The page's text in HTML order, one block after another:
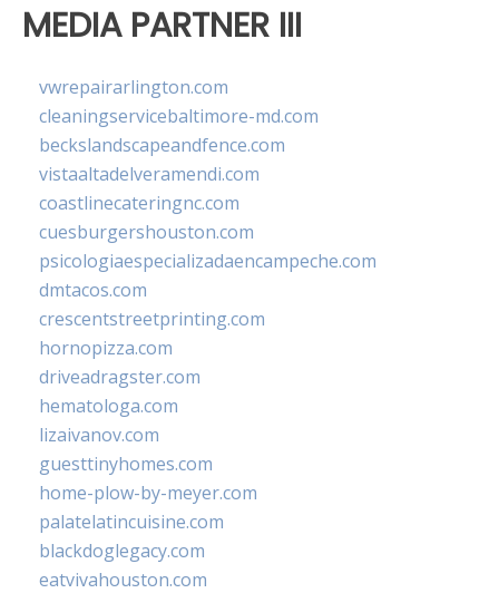
MEDIA PARTNER III
vwrepairarlington.com
cleaningservicebaltimore-md.com
beckslandscapeandfence.com
vistaaltadelveramendi.com
coastlinecateringnc.com
cuesburgershouston.com
psicologiaespecializadaencampeche.com
dmtacos.com
crescentstreetprinting.com
hornopizza.com
driveadragster.com
hematologa.com
lizaivanov.com
guesttinyhomes.com
home-plow-by-meyer.com
palatelatincuisine.com
blackdoglegacy.com
eatvivahouston.com